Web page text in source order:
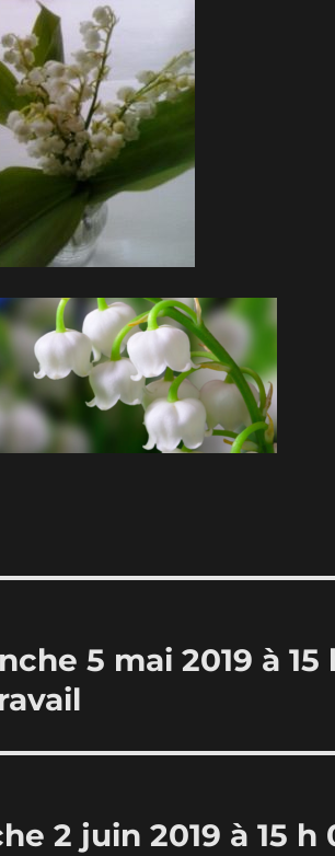
5 mai 2019 à
2 juin 2019 à 15 h